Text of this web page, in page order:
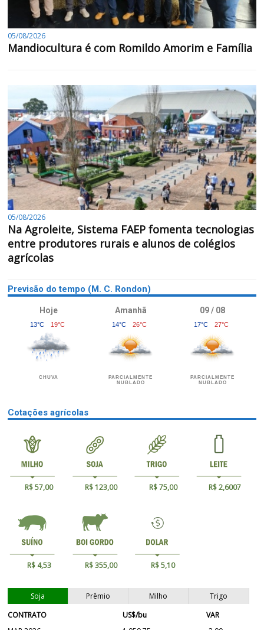
05/08/2026
Mandiocultura é com Romildo Amorim e Família
05/08/2026
Na Agroleite, Sistema FAEP fomenta tecnologias
entre produtores rurais e alunos de colégios
agrícolas
Previsão do tempo (M. C. Rondon)
Hoje
13°C 19°C
CHUVA
Amanhã
14°C 26°C
PARCIALMENTE
NUBLADO
09 / 08
17°C 27°C
PARCIALMENTE
NUBLADO
Cotações agrícolas
R$ 57,00 R$ 123,00 R$ 75,00 R$ 2,6007
R$ 4,53 R$ 355,00 R$ 5,10
Soja Prêmio Milho
Trigo
CONTRATO
US$/bu
VAR